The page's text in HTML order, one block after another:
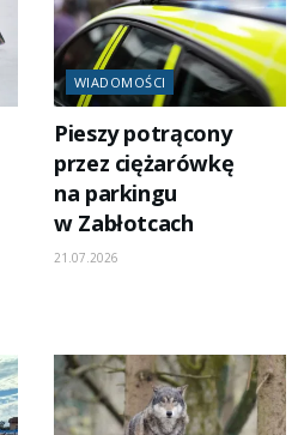
WIADOMOŚCI
Pieszy potrącony
przez ciężarówkę
na parkingu
w Zabłotcach
21.07.2026